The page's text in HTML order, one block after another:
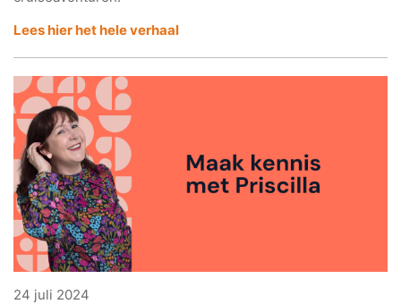
Lees hier het hele verhaal
24 juli 2024